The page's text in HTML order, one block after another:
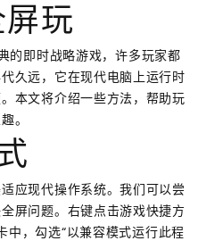
玩
的即时战略游戏，许多玩家都
久远，它在现代电脑上运行时
本文将介绍一些方法，帮助玩
。
应现代操作系统。我们可以尝
屏问题。右键点击游戏快捷方
中，勾选“以兼容模式运行此程